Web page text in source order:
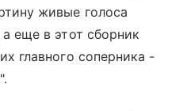
живые голоса
еще в этот сборник
главного соперника -